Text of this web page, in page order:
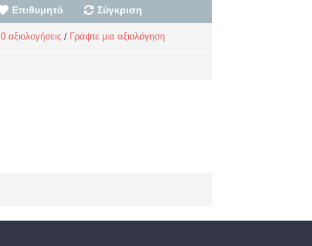
Επιθυμητό Σύγκριση
0 αξιολογήσεις / Γράψτε μια αξιολόγηση